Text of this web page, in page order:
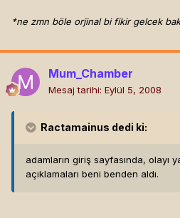
*ne zmn böle orjinal bi fikir gelcek
Mum_Chamber
Mesaj tarihi: Eylül 5, 2008
Ractamainus dedi ki:
adamların giriş sayfasında, olayı
açıklamaları beni benden aldı.